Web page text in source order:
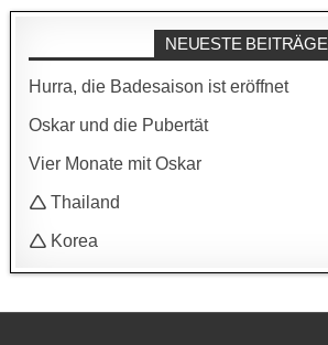
NEUESTE BEITRÄGE
Hurra, die Badesaison ist eröffnet
Oskar und die Pubertät
Vier Monate mit Oskar
🛆 Thailand
🛆 Korea